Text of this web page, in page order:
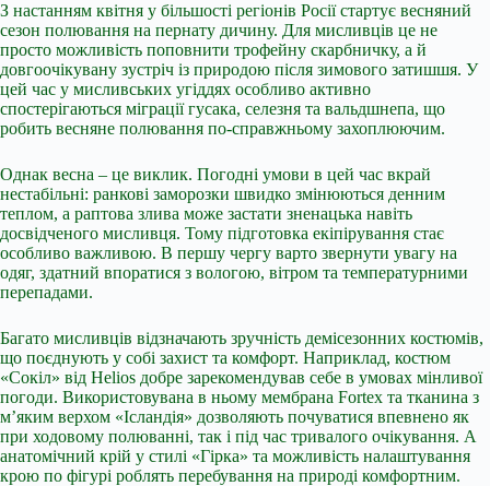
З настанням квітня у більшості регіонів Росії стартує весняний
сезон полювання на пернату дичину. Для мисливців це не
просто можливість поповнити трофейну скарбничку, а й
довгоочікувану зустріч із природою після зимового затишшя. У
цей час у мисливських угіддях особливо активно
спостерігаються міграції гусака, селезня та вальдшнепа, що
робить весняне полювання по-справжньому захоплюючим.
Однак весна – це виклик. Погодні умови в цей час вкрай
нестабільні: ранкові заморозки швидко змінюються денним
теплом, а раптова злива може застати зненацька навіть
досвідченого мисливця. Тому підготовка екіпірування стає
особливо важливою. В першу чергу варто звернути увагу на
одяг, здатний впоратися з вологою, вітром та температурними
перепадами.
Багато мисливців відзначають зручність демісезонних костюмів,
що поєднують у собі захист та комфорт. Наприклад, костюм
«Сокіл» від Helios добре зарекомендував себе в умовах мінливої
погоди. Використовувана в ньому мембрана Fortex та тканина з
м’яким верхом «Ісландія» дозволяють почуватися впевнено як
при ходовому полюванні, так і під час тривалого очікування. А
анатомічний крій у стилі «Гірка» та можливість налаштування
крою по фігурі роблять перебування на природі комфортним.